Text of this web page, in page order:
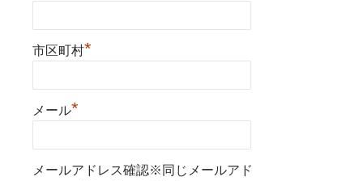
市区町村*
メール*
メールアドレス確認※同じメールアド